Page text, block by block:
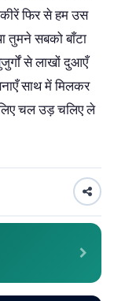
फिर से हम उस
तुमने सबको बाँटा
से लाखों दुआएँ
साथ में मिलकर
चल उड़ चलिए ले